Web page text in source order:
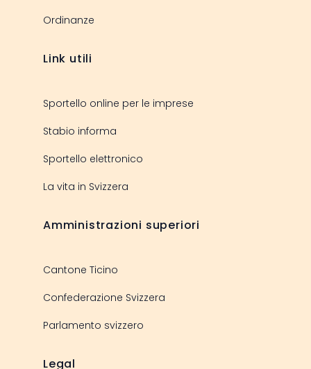
Ordinanze
Link utili
Sportello online per le imprese
Stabio informa
Sportello elettronico
La vita in Svizzera
Amministrazioni superiori
Cantone Ticino
Confederazione Svizzera
Parlamento svizzero
Legal